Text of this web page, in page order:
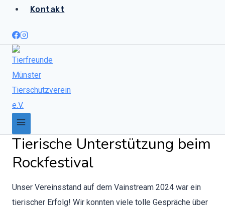
Kontakt
Tierische Unterstützung beim
Rockfestival
Unser Vere­ins­stand auf dem Vain­stream 2024 war ein
tierisch­er Erfolg! Wir kon­nten viele tolle Gespräche über